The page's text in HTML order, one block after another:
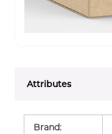
Attributes
Brand: